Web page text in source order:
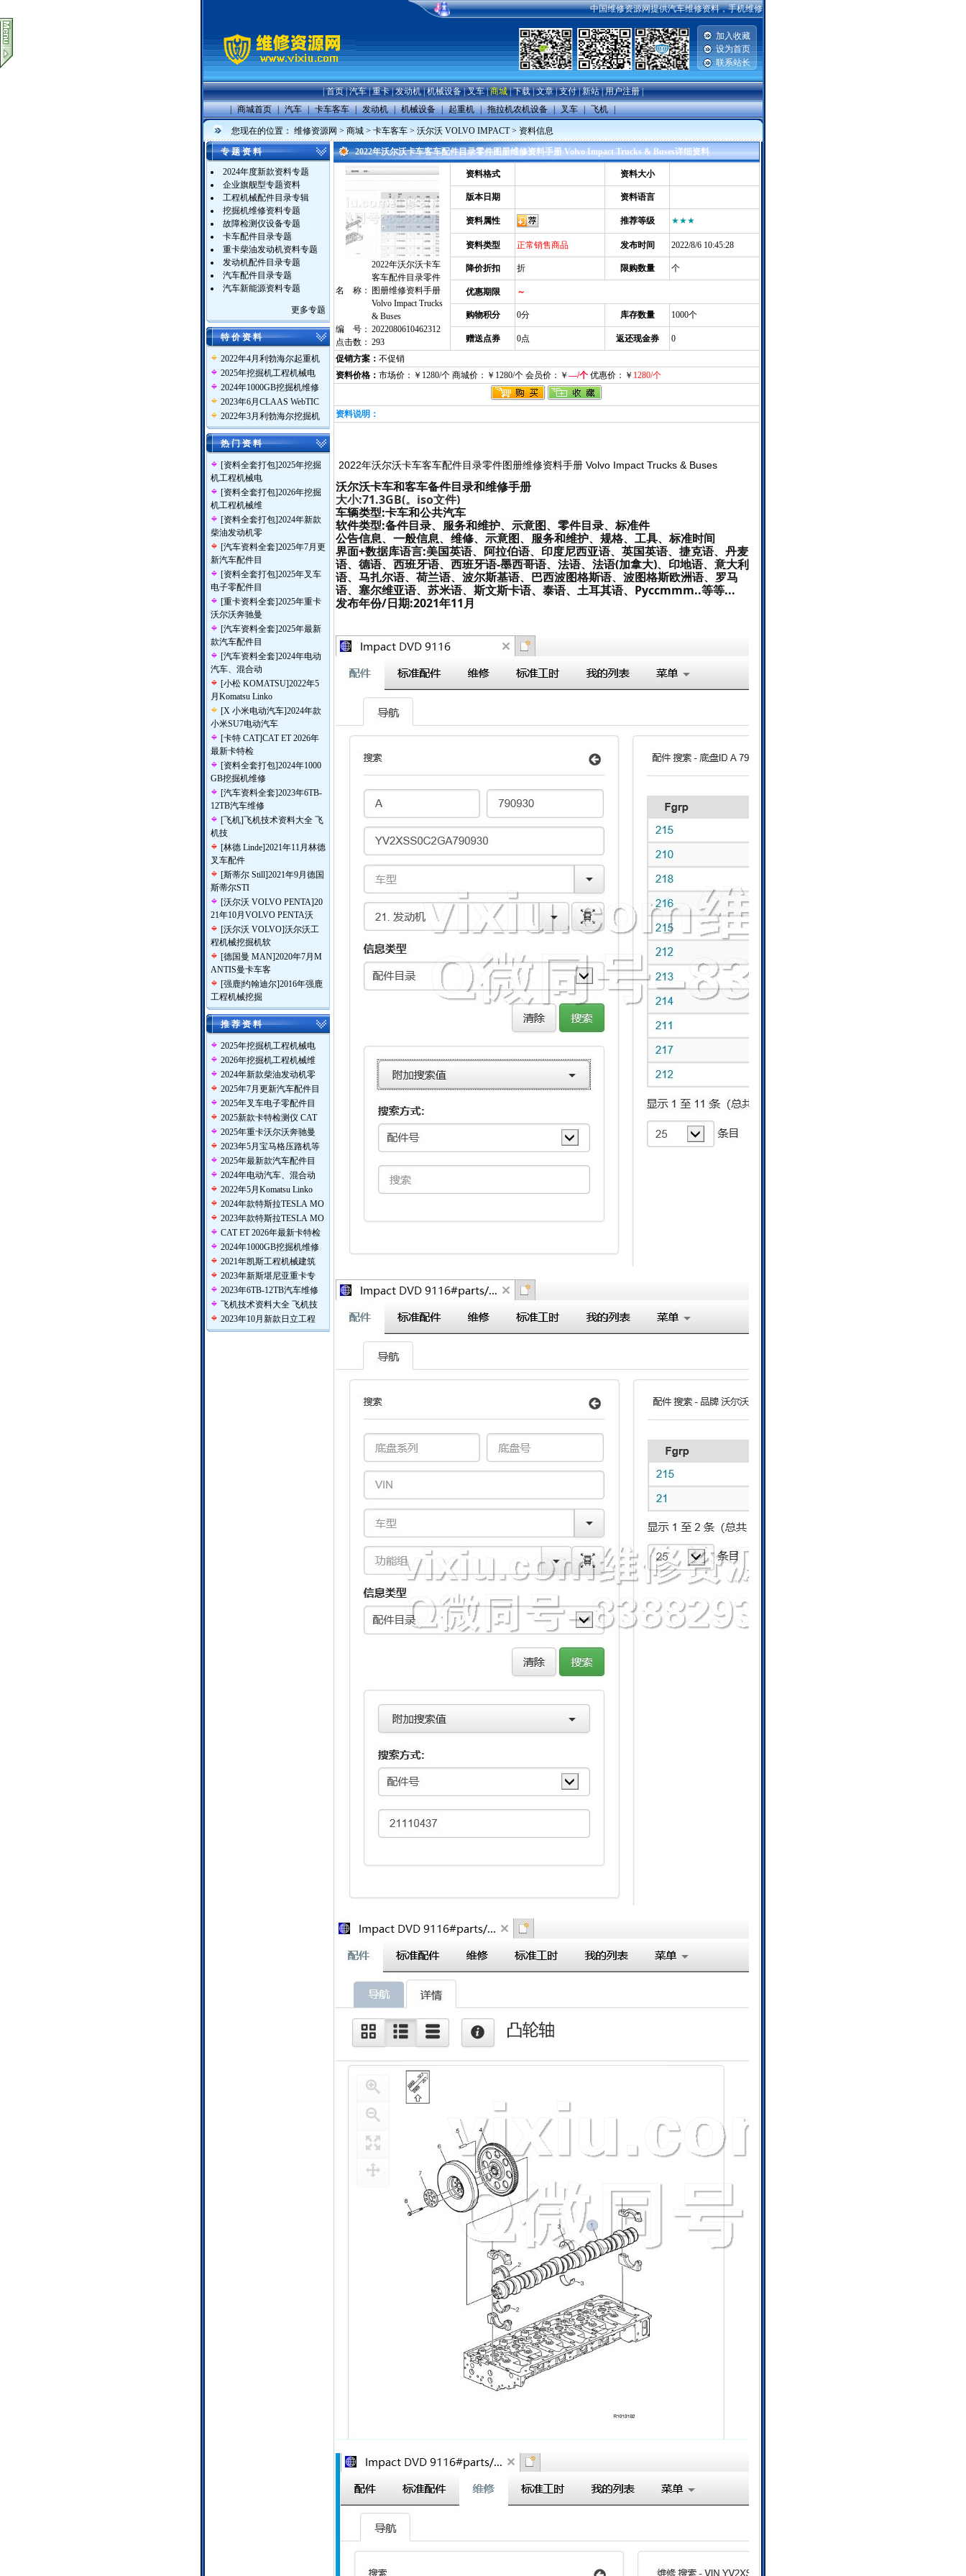
中国维修资源网提供汽车维修资料，手机维修资料，电脑主板|硬盘|显示器维修资料，笔记本维修资
加入收藏
设为首页
联系站长
|首页|汽车|重卡|发动机|机械设备|叉车|商城|下载|文章|支付|新站|用户注册|
| 商城首页 | 汽车 | 卡车客车 | 发动机 | 机械设备 | 起重机 | 拖拉机农机设备 | 叉车 | 飞机 |
您现在的位置： 维修资源网 > 商城 > 卡车客车 > 沃尔沃 VOLVO IMPACT> 资料信息
专 题 资 料
2024年度新款资料专题
企业旗舰型专题资料
工程机械配件目录专辑
挖掘机维修资料专题
故障检测仪设备专题
卡车配件目录专题
重卡柴油发动机资料专题
发动机配件目录专题
汽车配件目录专题
汽车新能源资料专题
更多专题
特 价 资 料
2022年4月利勃海尔起重机
2025年挖掘机工程机械电
2024年1000GB挖掘机维修
2023年6月CLAAS WebTIC
2022年3月利勃海尔挖掘机
热 门 资 料
[资料全套打包]2025年挖掘
机工程机械电
[资料全套打包]2026年挖掘
机工程机械维
[资料全套打包]2024年新款
柴油发动机零
[汽车资料全套]2025年7月更
新汽车配件目
[资料全套打包]2025年叉车
电子零配件目
[重卡资料全套]2025年重卡
沃尔沃奔驰曼
[汽车资料全套]2025年最新
款汽车配件目
[汽车资料全套]2024年电动
汽车、混合动
[小松 KOMATSU]2022年5
月Komatsu Linko
[X 小米电动汽车]2024年款
小米SU7电动汽车
[卡特 CAT]CAT ET 2026年
最新卡特检
[资料全套打包]2024年1000
GB挖掘机维修
[汽车资料全套]2023年6TB-
12TB汽车维修
[飞机]飞机技术资料大全 飞
机技
[林德 Linde]2021年11月林德
叉车配件
[斯蒂尔 Still]2021年9月德国
斯蒂尔STI
[沃尔沃 VOLVO PENTA]20
21年10月VOLVO PENTA沃
[沃尔沃 VOLVO]沃尔沃工
程机械挖掘机软
[德国曼 MAN]2020年7月M
ANTIS曼卡车客
[强鹿|约翰迪尔]2016年强鹿
工程机械挖掘
推 荐 资 料
2025年挖掘机工程机械电
2026年挖掘机工程机械维
2024年新款柴油发动机零
2025年7月更新汽车配件目
2025年叉车电子零配件目
2025新款卡特检测仪 CAT
2025年重卡沃尔沃奔驰曼
2023年5月宝马格压路机等
2025年最新款汽车配件目
2024年电动汽车、混合动
2022年5月Komatsu Linko
2024年款特斯拉TESLA MO
2023年款特斯拉TESLA MO
CAT ET 2026年最新卡特检
2024年1000GB挖掘机维修
2021年凯斯工程机械建筑
2023年新斯堪尼亚重卡专
2023年6TB-12TB汽车维修
飞机技术资料大全 飞机技
2023年10月新款日立工程
2022年沃尔沃卡车客车配件目录零件图册维修资料手册 Volvo Impact Trucks & Buses详细资料
名 称：
2022年沃尔沃卡车
客车配件目录零件
图册维修资料手册
Volvo Impact Trucks
& Buses
编 号： 2022080610462312
点击数： 293
资料格式 资料大小
版本日期 资料语言
资料属性 推荐等级 ★★★
资料类型 正常销售商品 发布时间 2022/8/6 10:45:28
降价折扣 折 限购数量 个
优惠期限 ～
购物积分 0分 库存数量 1000个
赠送点券 0点 返还现金券
0
促销方案： 不促销
资料价格： 市场价：￥1280/个 商城价：￥1280/个 会员价：￥ —/个 优惠价：￥ 1280/个
资料说明：
2022年沃尔沃卡车客车配件目录零件图册维修资料手册 Volvo Impact Trucks & Buses
沃尔沃卡车和客车备件目录和维修手册
大小:71.3GB(。iso文件)
车辆类型:卡车和公共汽车
软件类型:备件目录、服务和维护、示意图、零件目录、标准件
公告信息、一般信息、维修、示意图、服务和维护、规格、工具、标准时间
界面+数据库语言:美国英语、阿拉伯语、印度尼西亚语、英国英语、捷克语、丹麦
语、德语、西班牙语、西班牙语-墨西哥语、法语、法语(加拿大)、印地语、意大利
语、马扎尔语、荷兰语、波尔斯基语、巴西波图格斯语、波图格斯欧洲语、罗马
语、塞尔维亚语、苏米语、斯文斯卡语、泰语、土耳其语、Pyccmmm..等等...
发布年份/日期:2021年11月